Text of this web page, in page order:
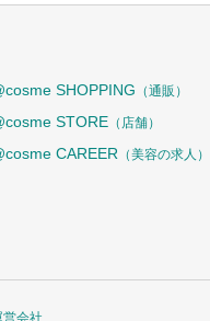
SHOPPING （通販）
STORE （店舗）
CAREER （美容の求人）
営会社